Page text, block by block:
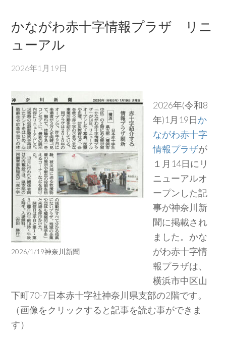
かながわ赤十字情報プラザ リニ
ューアル
2026年1月19日
2026/1/19神奈川新聞
2026年(令和8
年)1月19日か
ながわ赤十字
情報プラザが
１月14日にリ
ニューアルオ
ープンした記
事が神奈川新
聞に掲載され
ました。かな
がわ赤十字情
報プラザは、
横浜市中区山
下町70-7日本赤十字社神奈川県支部の2階です。
（画像をクリックすると記事を読む事ができま
す）